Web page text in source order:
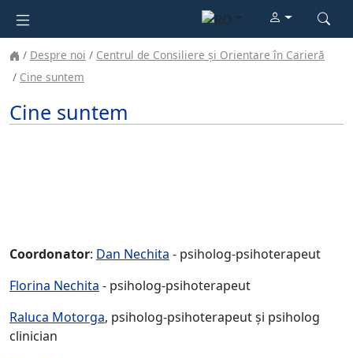
Despre noi
Centrul de Consiliere și Orientare în Carieră
Cine suntem
Cine suntem
Coordonator: Dan Nechita - psiholog-psihoterapeut
Florina Nechita - psiholog-psihoterapeut
Raluca Motorga, psiholog-psihoterapeut și psiholog
clinician